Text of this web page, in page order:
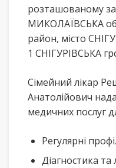
розташованому
МИКОЛАЇВСЬКА
район, місто
1 СНІГУРІВСЬКА
Сімейний лікар
Анатолійович
медичних послуг
Регулярні
Діагностика